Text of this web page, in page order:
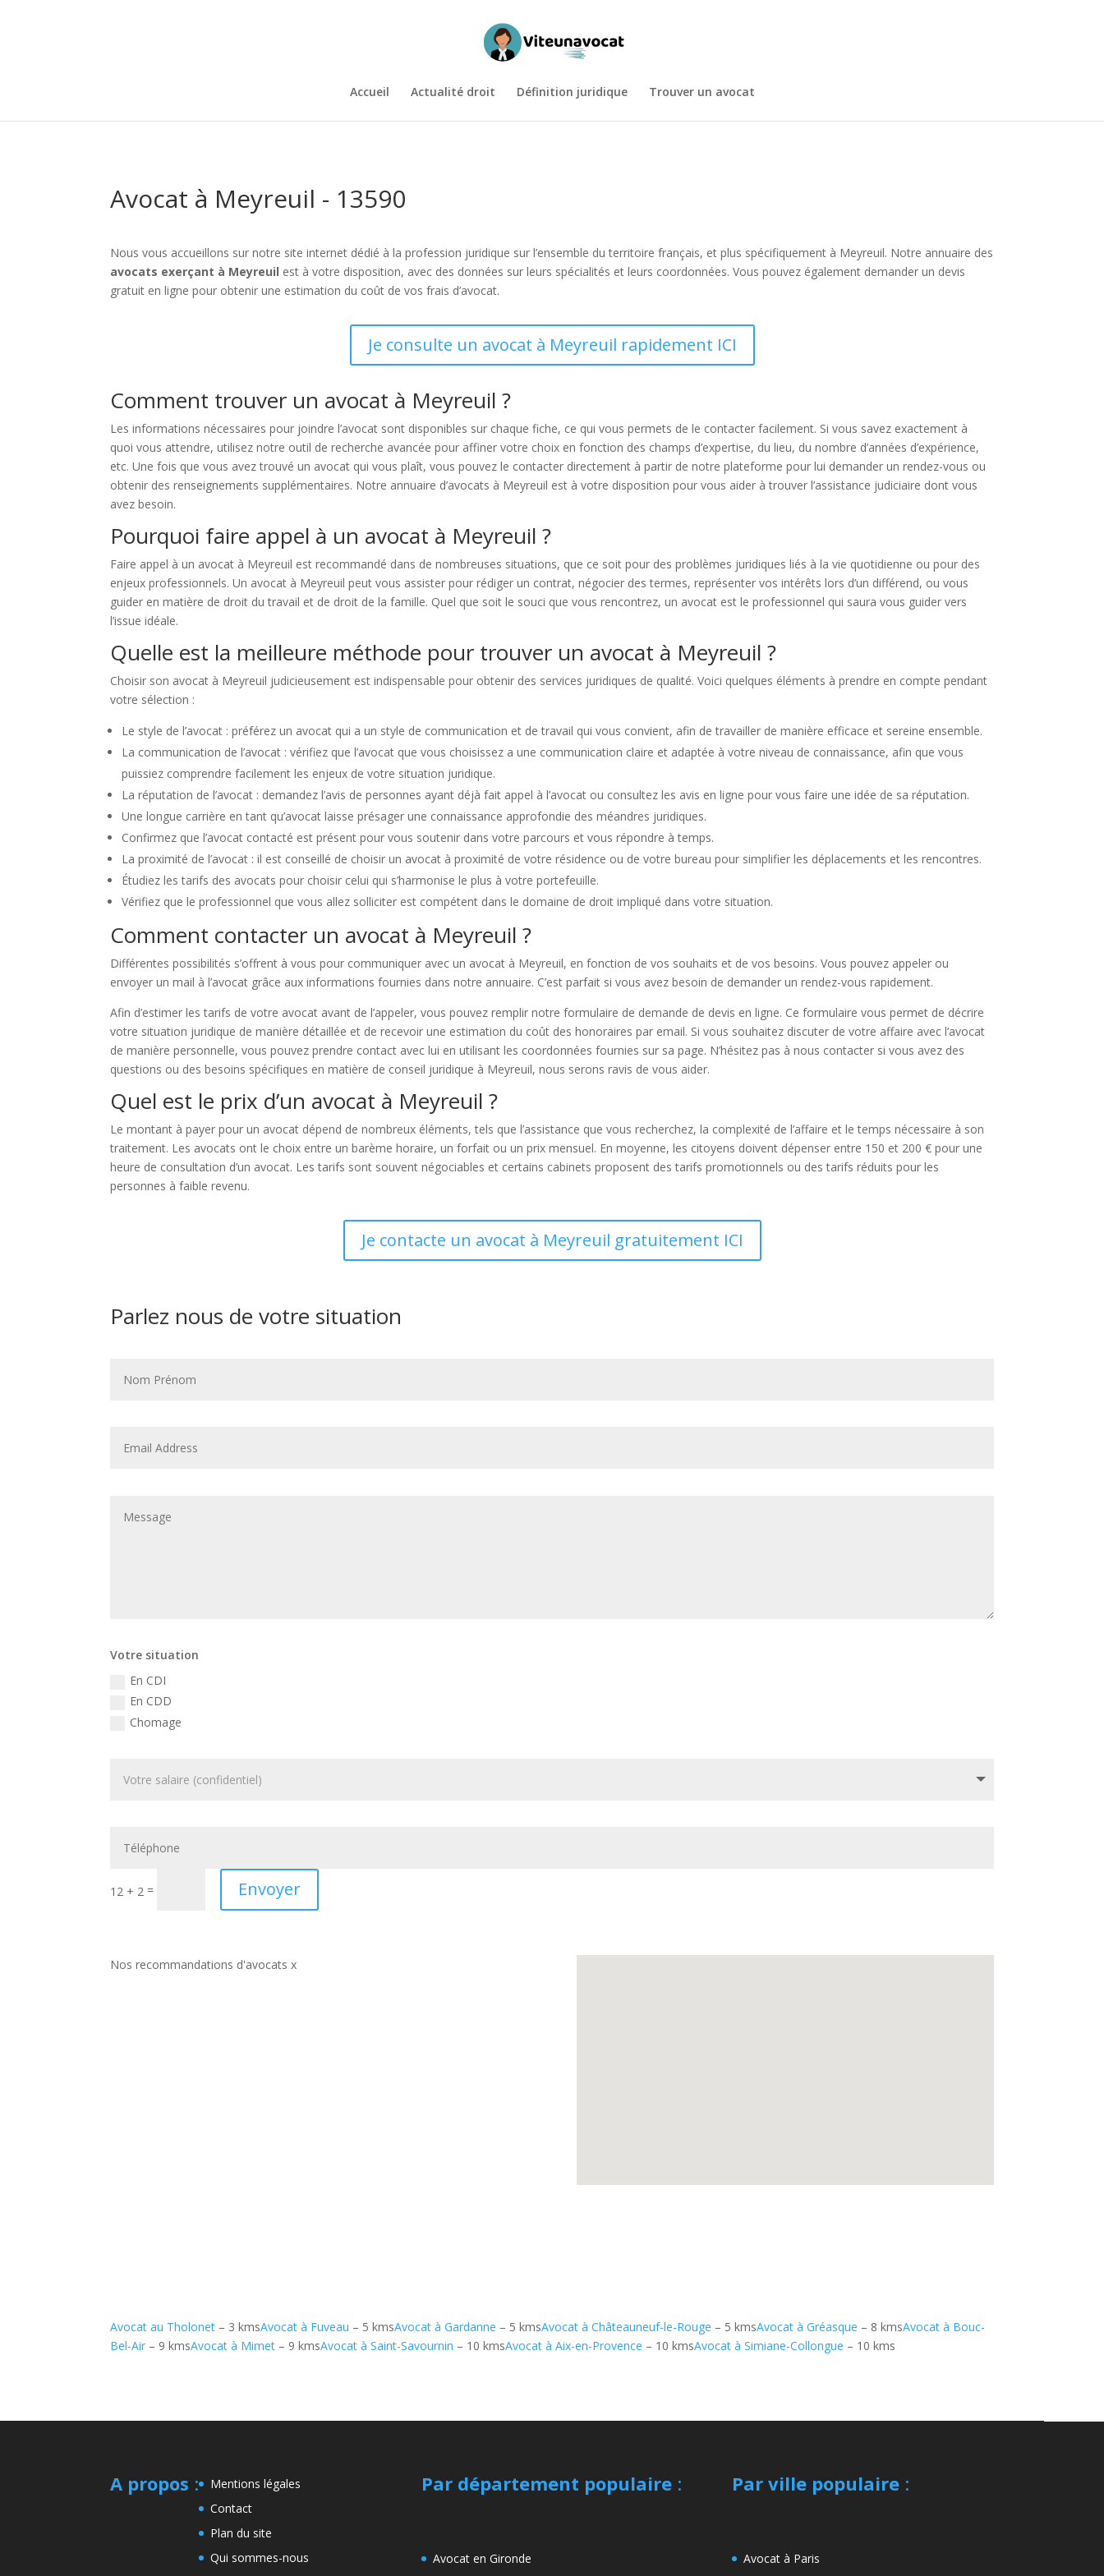
Accueil Actualité droit Définition juridique Trouver un avocat
Avocat à Meyreuil - 13590
Nous vous accueillons sur notre site internet dédié à la profession juridique sur l’ensemble du territoire français, et plus spécifiquement à Meyreuil. Notre annuaire des
avocats exerçant à Meyreuil est à votre disposition, avec des données sur leurs spécialités et leurs coordonnées. Vous pouvez également demander un devis
gratuit en ligne pour obtenir une estimation du coût de vos frais d’avocat.
Je consulte un avocat à Meyreuil rapidement ICI
Comment trouver un avocat à Meyreuil ?
Les informations nécessaires pour joindre l’avocat sont disponibles sur chaque fiche, ce qui vous permets de le contacter facilement. Si vous savez exactement à
quoi vous attendre, utilisez notre outil de recherche avancée pour affiner votre choix en fonction des champs d’expertise, du lieu, du nombre d’années d’expérience,
etc. Une fois que vous avez trouvé un avocat qui vous plaît, vous pouvez le contacter directement à partir de notre plateforme pour lui demander un rendez-vous ou
obtenir des renseignements supplémentaires. Notre annuaire d’avocats à Meyreuil est à votre disposition pour vous aider à trouver l’assistance judiciaire dont vous
avez besoin.
Pourquoi faire appel à un avocat à Meyreuil ?
Faire appel à un avocat à Meyreuil est recommandé dans de nombreuses situations, que ce soit pour des problèmes juridiques liés à la vie quotidienne ou pour des
enjeux professionnels. Un avocat à Meyreuil peut vous assister pour rédiger un contrat, négocier des termes, représenter vos intérêts lors d’un différend, ou vous
guider en matière de droit du travail et de droit de la famille. Quel que soit le souci que vous rencontrez, un avocat est le professionnel qui saura vous guider vers
l’issue idéale.
Quelle est la meilleure méthode pour trouver un avocat à Meyreuil ?
Choisir son avocat à Meyreuil judicieusement est indispensable pour obtenir des services juridiques de qualité. Voici quelques éléments à prendre en compte pendant
votre sélection :
Le style de l’avocat : préférez un avocat qui a un style de communication et de travail qui vous convient, afin de travailler de manière efficace et sereine ensemble.
La communication de l’avocat : vérifiez que l’avocat que vous choisissez a une communication claire et adaptée à votre niveau de connaissance, afin que vous
puissiez comprendre facilement les enjeux de votre situation juridique.
La réputation de l’avocat : demandez l’avis de personnes ayant déjà fait appel à l’avocat ou consultez les avis en ligne pour vous faire une idée de sa réputation.
Une longue carrière en tant qu’avocat laisse présager une connaissance approfondie des méandres juridiques.
Confirmez que l’avocat contacté est présent pour vous soutenir dans votre parcours et vous répondre à temps.
La proximité de l’avocat : il est conseillé de choisir un avocat à proximité de votre résidence ou de votre bureau pour simplifier les déplacements et les rencontres.
Étudiez les tarifs des avocats pour choisir celui qui s’harmonise le plus à votre portefeuille.
Vérifiez que le professionnel que vous allez solliciter est compétent dans le domaine de droit impliqué dans votre situation.
Comment contacter un avocat à Meyreuil ?
Différentes possibilités s’offrent à vous pour communiquer avec un avocat à Meyreuil, en fonction de vos souhaits et de vos besoins. Vous pouvez appeler ou
envoyer un mail à l’avocat grâce aux informations fournies dans notre annuaire. C’est parfait si vous avez besoin de demander un rendez-vous rapidement.
Afin d’estimer les tarifs de votre avocat avant de l’appeler, vous pouvez remplir notre formulaire de demande de devis en ligne. Ce formulaire vous permet de décrire
votre situation juridique de manière détaillée et de recevoir une estimation du coût des honoraires par email. Si vous souhaitez discuter de votre affaire avec l’avocat
de manière personnelle, vous pouvez prendre contact avec lui en utilisant les coordonnées fournies sur sa page. N’hésitez pas à nous contacter si vous avez des
questions ou des besoins spécifiques en matière de conseil juridique à Meyreuil, nous serons ravis de vous aider.
Quel est le prix d’un avocat à Meyreuil ?
Le montant à payer pour un avocat dépend de nombreux éléments, tels que l’assistance que vous recherchez, la complexité de l’affaire et le temps nécessaire à son
traitement. Les avocats ont le choix entre un barème horaire, un forfait ou un prix mensuel. En moyenne, les citoyens doivent dépenser entre 150 et 200 € pour une
heure de consultation d’un avocat. Les tarifs sont souvent négociables et certains cabinets proposent des tarifs promotionnels ou des tarifs réduits pour les
personnes à faible revenu.
Je contacte un avocat à Meyreuil gratuitement ICI
Parlez nous de votre situation
Votre situation
En CDI
En CDD
Chomage
12 + 2 = Envoyer
Nos recommandations d'avocats x
Avocat au Tholonet – 3 kmsAvocat à Fuveau – 5 kmsAvocat à Gardanne – 5 kmsAvocat à Châteauneuf-le-Rouge – 5 kmsAvocat à Gréasque – 8 kmsAvocat à Bouc-
Bel-Air – 9 kmsAvocat à Mimet – 9 kmsAvocat à Saint-Savournin – 10 kmsAvocat à Aix-en-Provence – 10 kmsAvocat à Simiane-Collongue – 10 kms
A propos :
Mentions légales
Contact
Plan du site
Qui sommes-nous
Par département populaire:
Avocat en Gironde
Par ville populaire:
Avocat à Paris